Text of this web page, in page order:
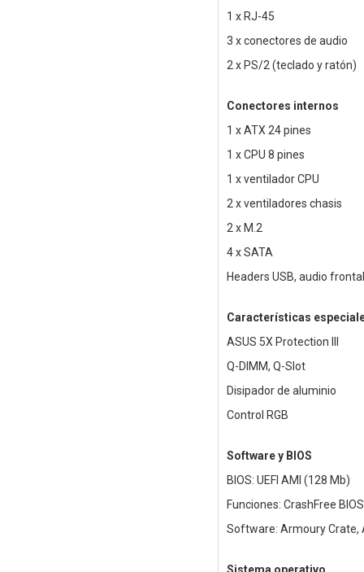
1 x RJ-45
3 x conectores de audio
2 x PS/2 (teclado y ratón)
Conectores internos
1 x ATX 24 pines
1 x CPU 8 pines
1 x ventilador CPU
2 x ventiladores chasis
2 x M.2
4 x SATA
Headers USB, audio
Características
ASUS 5X Protection III
Q-DIMM, Q-Slot
Disipador de aluminio
Control RGB
Software y BIOS
BIOS: UEFI AMI (128 Mb)
Funciones: CrashFree
Software: Armoury Crate,